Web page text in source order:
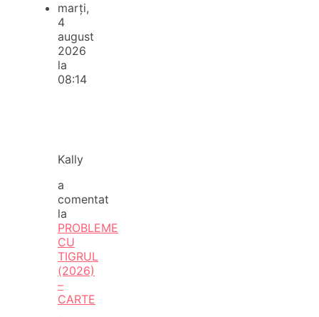
marți,
4
august
2026
la
08:14
Kally
a
comentat
la
PROBLEME
CU
TIGRUL
(2026)
–
CARTE